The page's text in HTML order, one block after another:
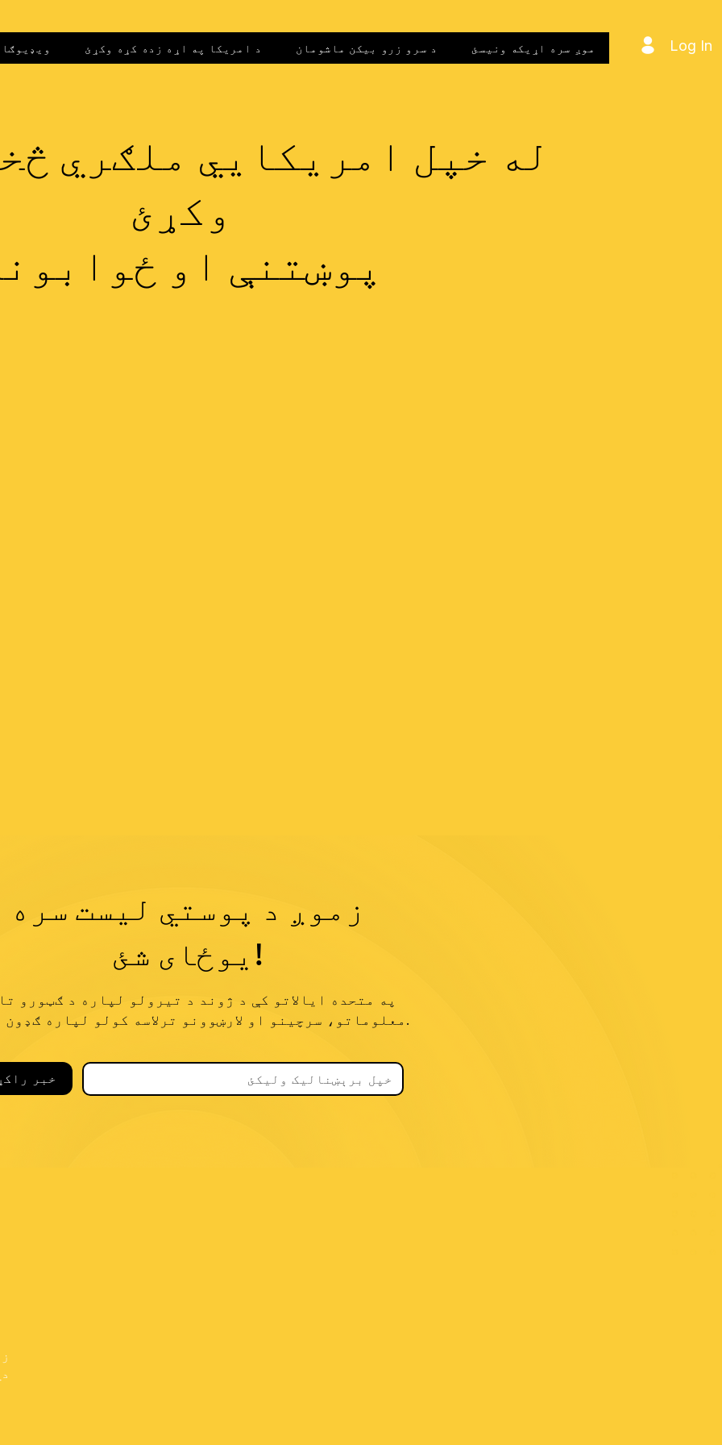
د امریکا په اړه زده کړه وکړئ د سرو زرو بیکن ماشومان موږ سره اړیکه ونیسئ Log In
له خپل امریکايي ملګري
وکړئ
پوښتنې او
زموږ د پوستي لیست سره
یوځای شئ!
په متحده ایالاتو کې د ژوند د تیرولو لپاره د ګټورو
معلوماتو، سرچینو او لارښوونو ترلاسه کولو لپاره ګډون وکړئ.
خبر